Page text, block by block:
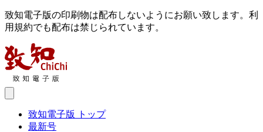
致知電子版の印刷物は配布しないようにお願い致します。利
用規約でも配布は禁じられています。
致知電子版 トップ
最新号